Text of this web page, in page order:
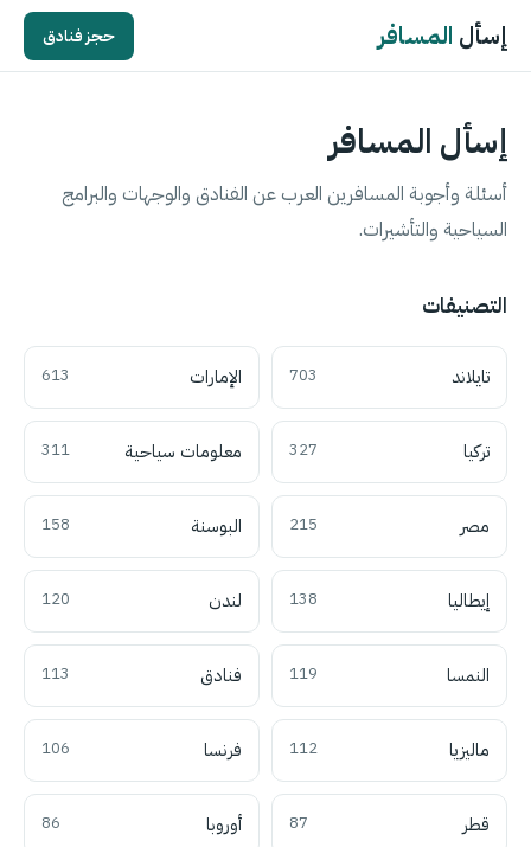
إسأل المسافر حجز فنادق
إسأل المسافر
أسئلة وأجوبة المسافرين العرب عن الفنادق والوجهات والبرامج
السياحية والتأشيرات.
التصنيفات
تايلاند 703 الإمارات 613
تركيا 327 معلومات سياحية 311
مصر 215 البوسنة 158
إيطاليا 138 لندن 120
النمسا 119 فنادق 113
ماليزيا 112 فرنسا 106
قطر 87 أوروبا 86